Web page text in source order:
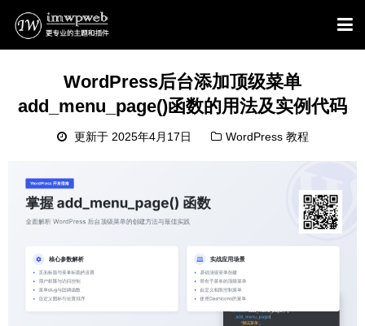
WordPress后台添加顶级菜单
add_menu_page()函数的用法及实例代码
更新于 2025年4月17日 WordPress 教程